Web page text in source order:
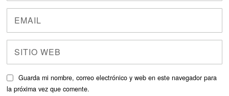
Guarda mi nombre, correo electrónico y web en este navegador para
la próxima vez que comente.